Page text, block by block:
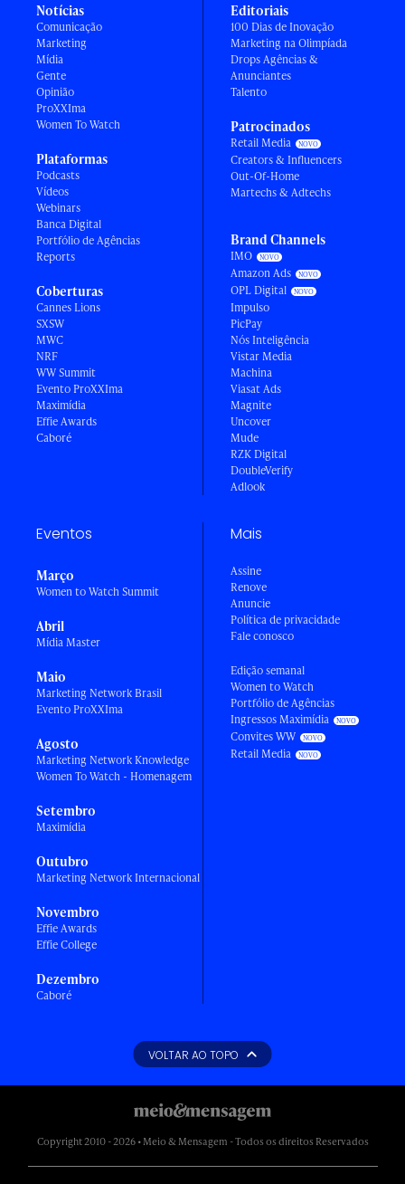
Notícias
Comunicação
Marketing
Mídia
Gente
Opinião
ProXXIma
Women To Watch
Plataformas
Podcasts
Vídeos
Webinars
Banca Digital
Portfólio de Agências
Reports
Coberturas
Cannes Lions
SXSW
MWC
NRF
WW Summit
Evento ProXXIma
Maximídia
Effie Awards
Caboré
Editoriais
100 Dias de Inovação
Marketing na Olimpíada
Drops Agências &
Anunciantes
Talento
Patrocinados
Retail Media
Creators & Influencers
Out-Of-Home
Martechs & Adtechs
Brand Channels
IMO
Amazon Ads
OPL Digital
Impulso
PicPay
Nós Inteligência
Vistar Media
Machina
Viasat Ads
Magnite
Uncover
Mude
RZK Digital
DoubleVerify
Adlook
Eventos
Março
Women to Watch Summit
Abril
Mídia Master
Maio
Marketing Network Brasil
Evento ProXXIma
Agosto
Marketing Network Knowledge
Women To Watch - Homenagem
Setembro
Maximídia
Outubro
Marketing Network Internacional
Novembro
Effie Awards
Effie College
Dezembro
Caboré
Mais
Assine
Renove
Anuncie
Política de privacidade
Fale conosco
Edição semanal
Women to Watch
Portfólio de Agências
Ingressos Maximídia
Convites WW
Retail Media
VOLTAR AO TOPO
Copyright 2010 - 2026 • Meio & Mensagem - Todos os direitos Reservados